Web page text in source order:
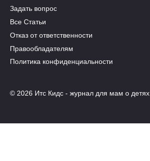
Задать вопрос
Все Статьи
Отказ от ответственности
Правообладателям
Политика конфиденциальности
© 2026 Итс Кидс - журнал для мам о детях